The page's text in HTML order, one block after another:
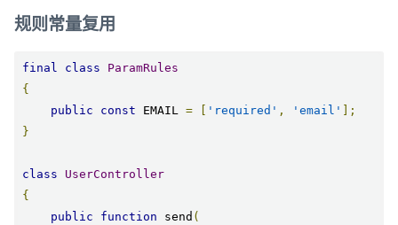
规则常量复用
final class
ParamRules
{
public
const EMAIL = 'required' , 'email'
];
}
class
UserController
{
public
function send (